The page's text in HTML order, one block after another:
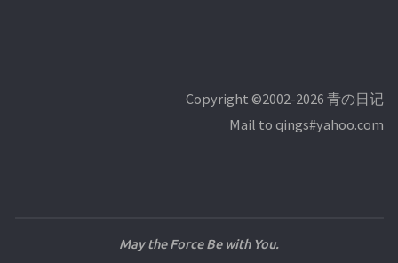
Copyright ©2002-2026 青の日记
Mail to qings#yahoo.com
May the Force Be with You.